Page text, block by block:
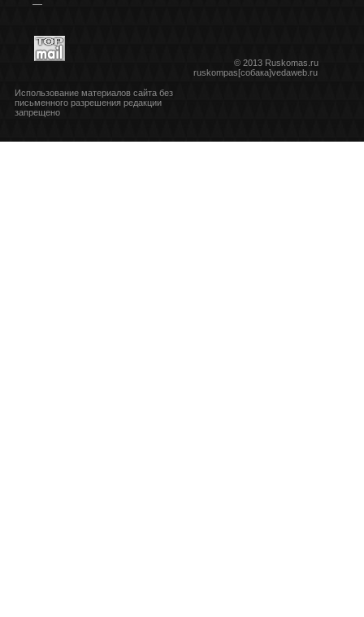
© 2013 Ruskomas.ru
ruskompas[собака]vedaweb.ru
Использование материалов сайта без
письменного разрешения редакции
запрещено